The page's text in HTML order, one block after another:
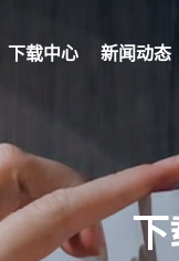
下载中心 新闻动态
下